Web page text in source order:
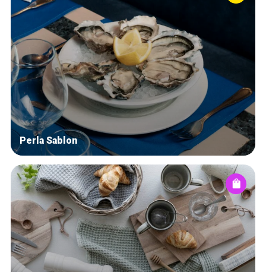
Home
De beste adressen
Blog
Winkelwijken
Tops 10
Perla Sablon